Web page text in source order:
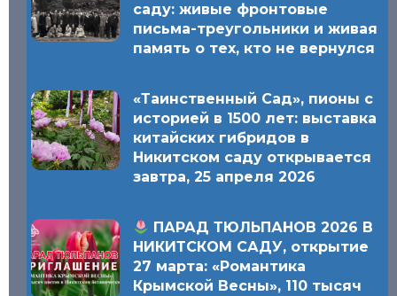
саду: живые фронтовые
письма-треугольники и живая
память о тех, кто не вернулся
«Таинственный Сад», пионы с
историей в 1500 лет: выставка
китайских гибридов в
Никитском саду открывается
завтра, 25 апреля 2026
ПАРАД ТЮЛЬПАНОВ 2026 В
НИКИТСКОМ САДУ, открытие
27 марта: «Романтика
Крымской Весны», 110 тысяч